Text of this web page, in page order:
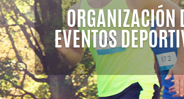
ORGANIZACIÓN
EVENTOS